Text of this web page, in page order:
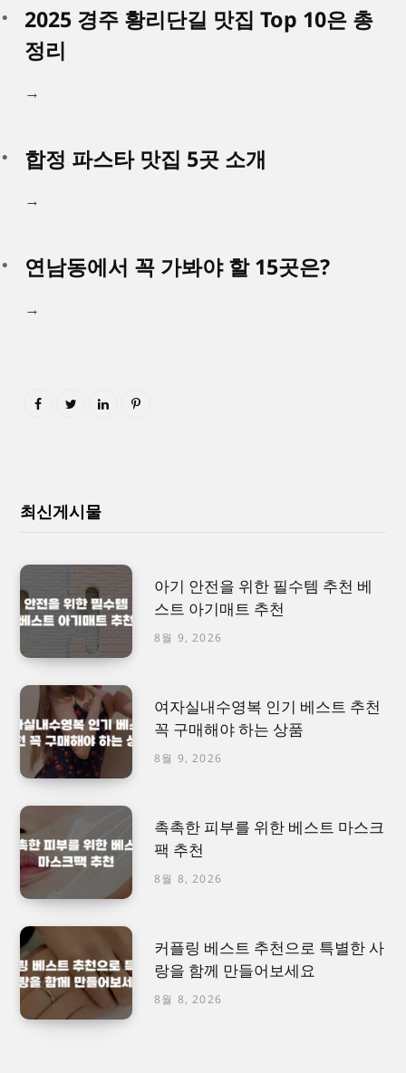
2025 경주 황리단길 맛집 Top 10은 총
정리
→
합정 파스타 맛집 5곳 소개
→
연남동에서 꼭 가봐야 할 15곳은?
→
최신게시물
아기 안전을 위한 필수템 추천 베
스트 아기매트 추천
8월 9, 2026
여자실내수영복 인기 베스트 추천
꼭 구매해야 하는 상품
8월 9, 2026
촉촉한 피부를 위한 베스트 마스크
팩 추천
8월 8, 2026
커플링 베스트 추천으로 특별한 사
랑을 함께 만들어보세요
8월 8, 2026